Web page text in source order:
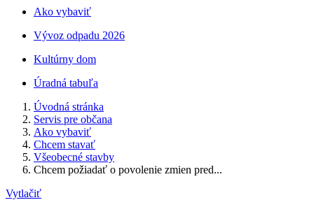
Ako vybaviť
Vývoz odpadu 2026
Kultúrny dom
Úradná tabuľa
Úvodná stránka
Servis pre občana
Ako vybaviť
Chcem stavať
Všeobecné stavby
Chcem požiadať o povolenie zmien pred...
Vytlačiť